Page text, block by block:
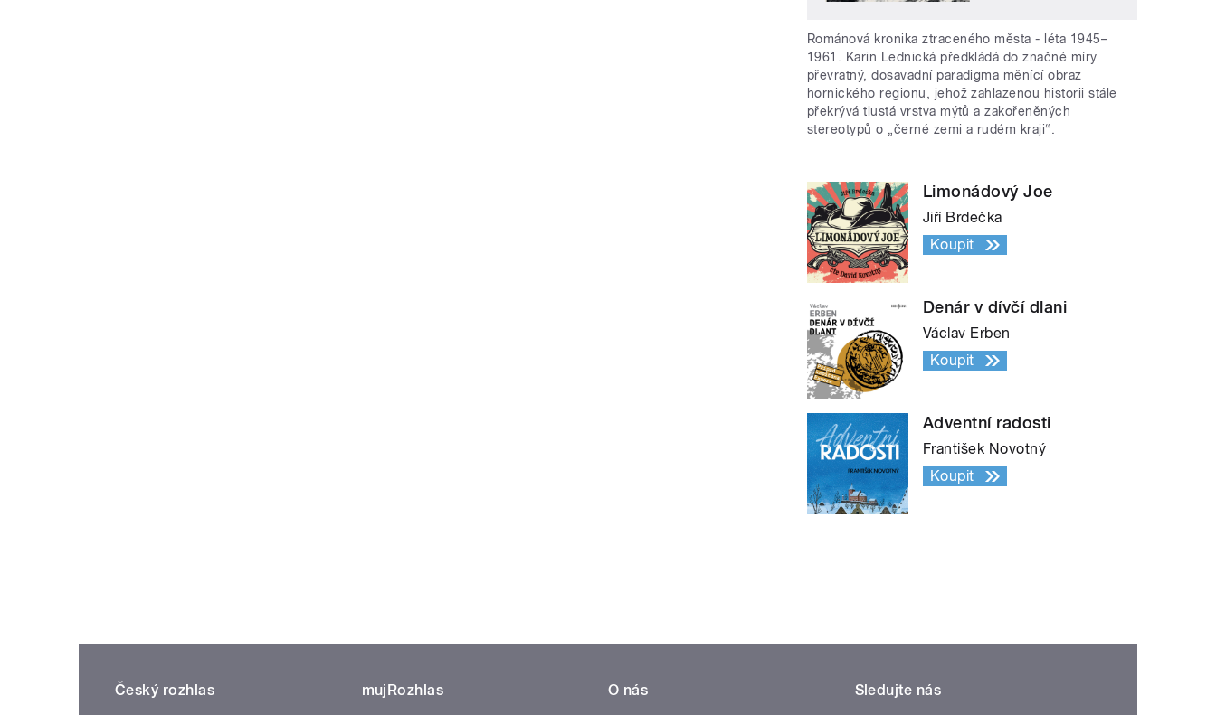
Románová kronika ztraceného města - léta 1945–
1961. Karin Lednická předkládá do značné míry
převratný, dosavadní paradigma měnící obraz
hornického regionu, jehož zahlazenou historii stále
překrývá tlustá vrstva mýtů a zakořeněných
stereotypů o „černé zemi a rudém kraji“.
Limonádový Joe
Jiří Brdečka
Koupit
Denár v dívčí dlani
Václav Erben
Koupit
Adventní radosti
František Novotný
Koupit
Český rozhlas mujRozhlas O nás Sledujte nás